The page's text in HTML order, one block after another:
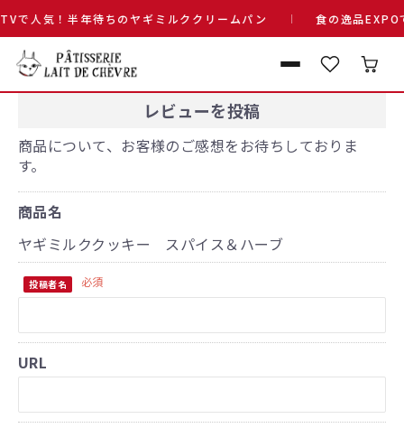
で人気！半年待ちのヤギミルククリームパン 食の逸品EXPO
レビューを投稿
商品について、お客様のご感想をお待ちしておりま
す。
商品名
ヤギミルククッキー スパイス＆ハーブ
投稿者名 必須
URL